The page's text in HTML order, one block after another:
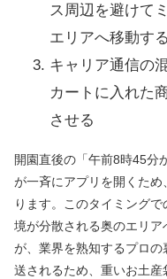
ス周辺を避けて
エリアへ移動する
キャリア通信の
カートに入れた
させる
開園直後の「午前8時45分
が一斉にアプリを開くた
ります。このタイミング
境が分散される奥のエリ
が、業界を熟知するプロ
送されるため、重いお土